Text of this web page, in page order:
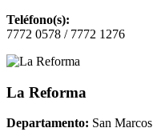
Teléfono(s):
7772 0578 / 7772 1276
La Reforma
Departamento: San Marcos